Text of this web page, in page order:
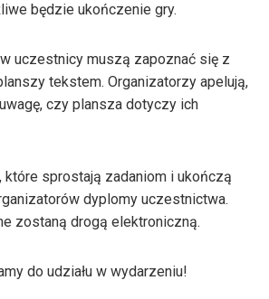
będzie ukończenie gry.
uczestnicy muszą zapoznać się z
tekstem. Organizatorzy apelują,
czy plansza dotyczy ich
które sprostają zadaniom i ukończą
dyplomy uczestnictwa.
zostaną drogą elektroniczną.
do udziału w wydarzeniu!